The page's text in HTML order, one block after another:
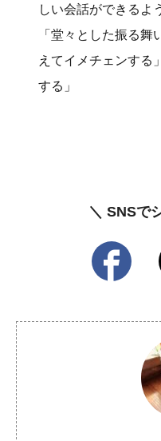
しい会話ができるよ
「堂々とした振る
えてイメチェンする
する」
＼ SNSで